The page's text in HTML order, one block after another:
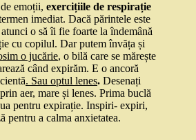
emoții, exercițiile de respirație
imediat. Dacă părintele este
o să îi fie foarte la îndemână
cu copilul. Dar putem învăța și
o jucărie, o bilă care se mărește
când expirăm. E o ancoră
. Sau optul lenes. Desenați
aer, mare și lenes. Prima buclă
pentru expirație. Inspiri- expiri,
pentru a calma anxietatea.